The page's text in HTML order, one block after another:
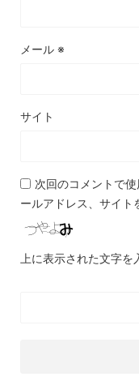
メール ※
サイト
次回のコメントで
ールアドレス、サイト
上に表示された文字を